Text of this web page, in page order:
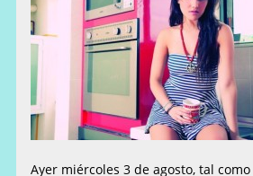
Ayer miércoles 3 de agosto, tal